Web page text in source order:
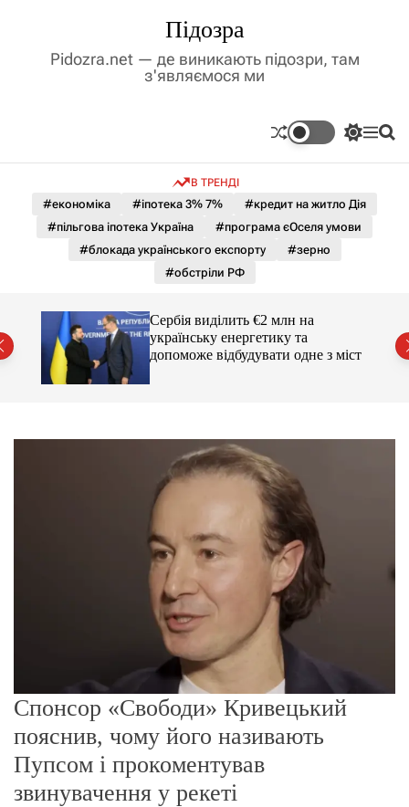
Підозра
Pidozra.net — де виникають підозри, там
з'являємося ми
П
м
к
а
р
М П
В ТРЕНДІ
#економіка #іпотека 3% 7%
#кредит на житло Дія
#пільгова іпотека Україна
#програма єОселя умови
#блокада українського експорту
#зерно
#обстріли РФ
Сербія виділить €2 млн на
українську енергетику та
допоможе відбудувати одне з міст
Спонсор «Свободи» Кривецький
пояснив, чому його називають
Пупсом і прокоментував
звинувачення у рекеті